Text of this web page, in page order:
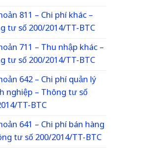
811 – Chi phí khác –
tư số 200/2014/TT-BTC
711 – Thu nhập khác –
tư số 200/2014/TT-BTC
642 – Chi phí quản lý
nghiệp – Thông tư số
TT-BTC
641 – Chi phí bán hàng
tư số 200/2014/TT-BTC